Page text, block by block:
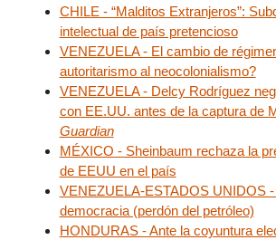
CHILE - “Malditos Extranjeros”:
intelectual de país pretencioso
VENEZUELA - El cambio de
autoritarismo al neocolonialismo?
VENEZUELA - Delcy Rodríguez
con EE.UU. antes de la captura de
Guardian
MÉXICO - Sheinbaum rechaza la
de EEUU en el país
VENEZUELA-ESTADOS UNIDOS
democracia (perdón del petróleo)
HONDURAS - Ante la coyuntura